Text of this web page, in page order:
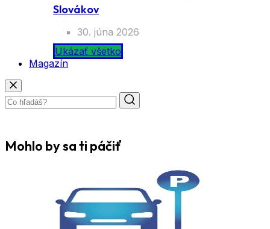
Slovákov
30. júna 2026
Ukázať všetko
Magazín
Mohlo by sa ti páčiť